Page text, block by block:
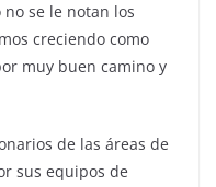
no se le notan los
creciendo como
muy buen camino y
de las áreas de
sus equipos de